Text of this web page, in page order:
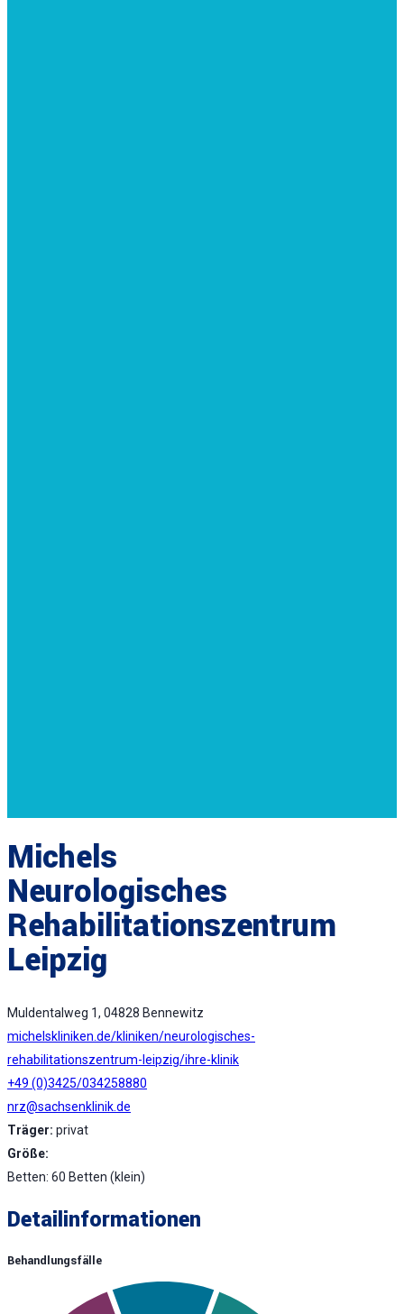
Michels
Neurologisches
Rehabilitationszentrum
Leipzig
Muldentalweg 1, 04828 Bennewitz
michelskliniken.de/kliniken/neurologisches-
rehabilitationszentrum-leipzig/ihre-klinik
+49 (0)3425/034258880
nrz@sachsenklinik.de
Träger: privat
Größe:
Betten: 60 Betten (klein)
Detailinformationen
Behandlungsfälle